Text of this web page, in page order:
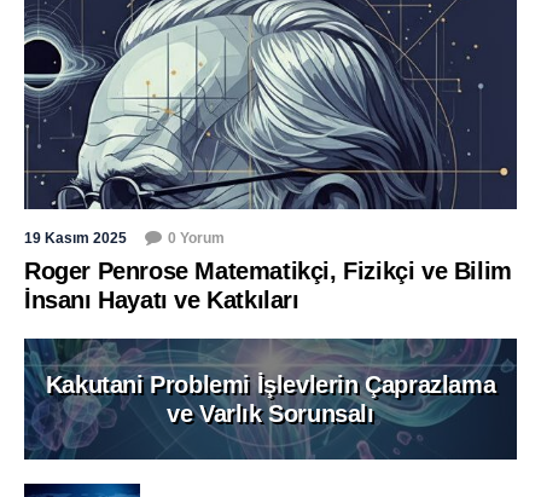
19 Kasım 2025 0 Yorum
Roger Penrose Matematikçi, Fizikçi ve Bilim
İnsanı Hayatı ve Katkıları
Kakutani Problemi İşlevlerin Çaprazlama
ve Varlık Sorunsalı